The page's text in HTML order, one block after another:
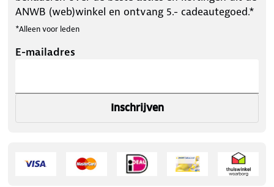
ANWB (web)winkel en ontvang 5.- cadeautegoed.*
*Alleen voor leden
E-mailadres
Inschrijven